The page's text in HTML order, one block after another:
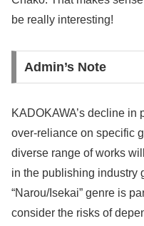
be really interesting!
Admin’s Note
KADOKAWA’s decline in
over-reliance on specific
diverse range of works
in the publishing industry
“Narou/Isekai” genre is
consider the risks of